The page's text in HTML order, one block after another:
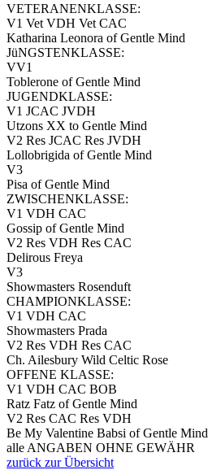
VETERANENKLASSE:
V1 Vet VDH Vet CAC
Katharina Leonora of Gentle Mind
JüNGSTENKLASSE:
VV1
Toblerone of Gentle Mind
JUGENDKLASSE:
V1 JCAC JVDH
Utzons XX to Gentle Mind
V2 Res JCAC Res JVDH
Lollobrigida of Gentle Mind
V3
Pisa of Gentle Mind
ZWISCHENKLASSE:
V1 VDH CAC
Gossip of Gentle Mind
V2 Res VDH Res CAC
Delirous Freya
V3
Showmasters Rosenduft
CHAMPIONKLASSE:
V1 VDH CAC
Showmasters Prada
V2 Res VDH Res CAC
Ch. Ailesbury Wild Celtic Rose
OFFENE KLASSE:
V1 VDH CAC BOB
Ratz Fatz of Gentle Mind
V2 Res CAC Res VDH
Be My Valentine Babsi of Gentle Mind
alle ANGABEN OHNE GEWÄHR
zurück zur Übersicht